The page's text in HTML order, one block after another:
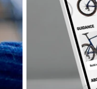
Potřebujete pomoc?